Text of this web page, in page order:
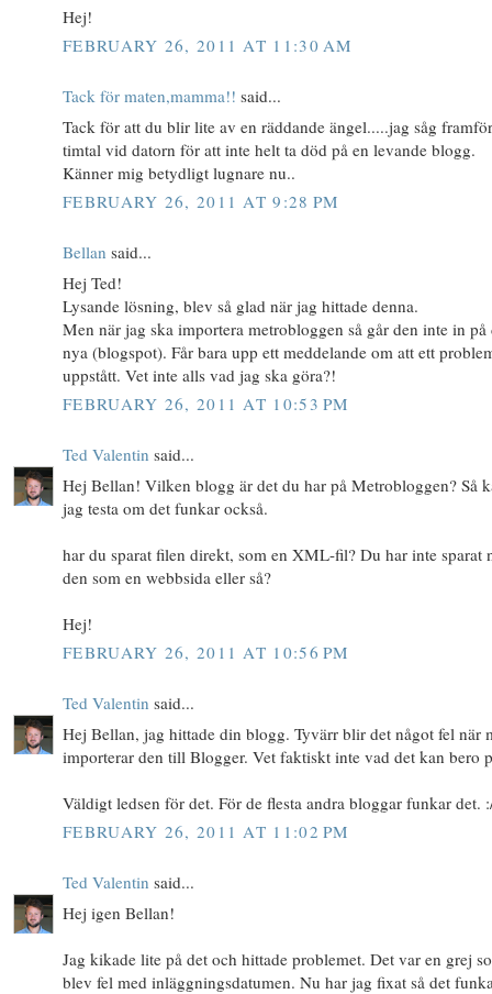
Hej!
FEBRUARY 26, 2011 AT 11:30 AM
Tack för maten,mamma!! said...
Tack för att du blir lite av en räddande ängel.....jag såg
timtal vid datorn för att inte helt ta död på en levande blogg.
Känner mig betydligt lugnare nu..
FEBRUARY 26, 2011 AT 9:28 PM
Bellan said...
Hej Ted!
Lysande lösning, blev så glad när jag hittade denna.
Men när jag ska importera metrobloggen så går den inte in på
nya (blogspot). Får bara upp ett meddelande om att ett
uppstått. Vet inte alls vad jag ska göra?!
FEBRUARY 26, 2011 AT 10:53 PM
Ted Valentin said...
Hej Bellan! Vilken blogg är det du har på Metrobloggen? Så
jag testa om det funkar också.
har du sparat filen direkt, som en XML-fil? Du har inte sparat
den som en webbsida eller så?
Hej!
FEBRUARY 26, 2011 AT 10:56 PM
Ted Valentin said...
Hej Bellan, jag hittade din blogg. Tyvärr blir det något fel när
importerar den till Blogger. Vet faktiskt inte vad det kan bero
Väldigt ledsen för det. För de flesta andra bloggar funkar det.
FEBRUARY 26, 2011 AT 11:02 PM
Ted Valentin said...
Hej igen Bellan!
Jag kikade lite på det och hittade problemet. Det var en grej
blev fel med inläggningsdatumen. Nu har jag fixat så det